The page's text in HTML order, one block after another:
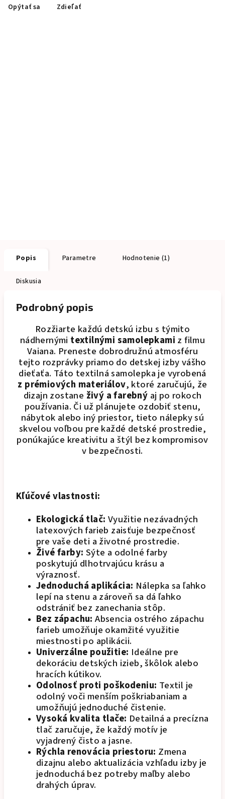
Opýtať sa Zdieľať
Popis Parametre Hodnotenie (1)
Diskusia
Podrobný popis
Rozžiarte každú detskú izbu s týmito
nádhernými textilnými samolepkami z filmu
Vaiana. Preneste dobrodružnú atmosféru
tejto rozprávky priamo do detskej izby vášho
dieťaťa. Táto textilná samolepka je vyrobená
z prémiových materiálov, ktoré zaručujú, že
dizajn zostane živý a farebný aj po rokoch
používania. Či už plánujete ozdobiť stenu,
nábytok alebo iný priestor, tieto nálepky sú
skvelou voľbou pre každé detské prostredie,
ponúkajúce kreativitu a štýl bez kompromisov
v bezpečnosti.
Kľúčové vlastnosti:
Ekologická tlač: Využitie nezávadných
latexových farieb zaisťuje bezpečnosť
pre vaše deti a životné prostredie.
Živé farby: Sýte a odolné farby
poskytujú dlhotrvajúcu krásu a
výraznosť.
Jednoduchá aplikácia: Nálepka sa ľahko
lepí na stenu a zároveň sa dá ľahko
odstrániť bez zanechania stôp.
Bez zápachu:Absencia ostrého zápachu
farieb umožňuje okamžité využitie
miestnosti po aplikácii.
Univerzálne použitie: Ideálne pre
dekoráciu detských izieb, škôlok alebo
hracích kútikov.
Odolnosť proti poškodeniu: Textil je
odolný voči menším poškriabaniam a
umožňujú jednoduché čistenie.
Vysoká kvalita tlače: Detailná a precízna
tlač zaručuje, že každý motív je
vyjadrený čisto a jasne.
Rýchla renovácia priestoru: Zmena
dizajnu alebo aktualizácia vzhľadu izby je
jednoduchá bez potreby maľby alebo
drahých úprav.